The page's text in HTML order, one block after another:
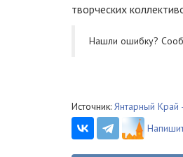
творческих
Нашли ошибку?
Источник: Янтарный Край